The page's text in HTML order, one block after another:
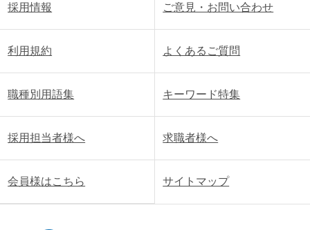
採用情報 ご意見・お問い合わせ
利用規約 よくあるご質問
職種別用語集 キーワード特集
採用担当者様へ 求職者様へ
会員様はこちら サイトマップ